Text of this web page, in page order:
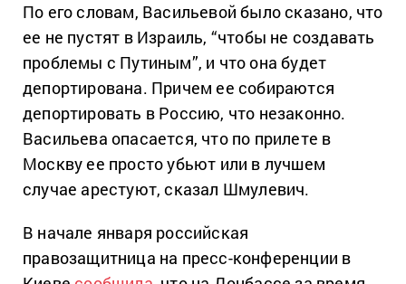
По его словам, Васильевой было сказано, что
ее не пустят в Израиль, “чтобы не создавать
проблемы с Путиным”, и что она будет
депортирована. Причем ее собираются
депортировать в Россию, что незаконно.
Васильева опасается, что по прилете в
Москву ее просто убьют или в лучшем
случае арестуют, сказал Шмулевич.
В начале января российская
правозащитница на пресс-конференции в